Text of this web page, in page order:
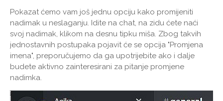
Pokazat ćemo vam još jednu opciju kako promijeniti
nadimak u neslaganju. Idite na chat, na zidu ćete naći
svoj nadimak, klikom na desnu tipku miša. Zbog takvih
jednostavnih postupaka pojavit će se opcija "Promjena
imena", preporučujemo da ga upotrijebite ako i dalje
budete aktivno zainteresirani za pitanje promjene
nadimka.